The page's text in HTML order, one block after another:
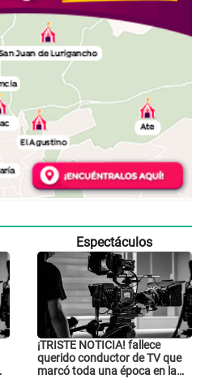
Espectáculos
¡TRISTE NOTICIA! fallece
querido conductor de TV que
marcó toda una época en la